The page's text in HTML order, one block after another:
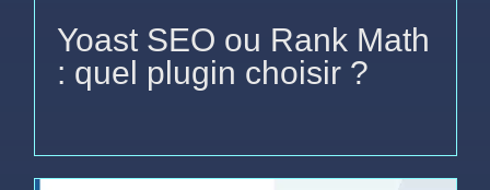
Yoast SEO ou Rank Math
: quel plugin choisir ?